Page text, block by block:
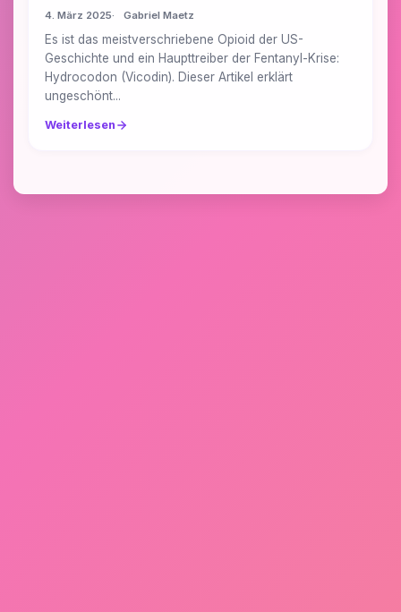
4. März 2025 Gabriel Maetz
Es ist das meistverschriebene Opioid der US-
Geschichte und ein Haupttreiber der Fentanyl-Krise:
Hydrocodon (Vicodin). Dieser Artikel erklärt
ungeschönt...
Weiterlesen